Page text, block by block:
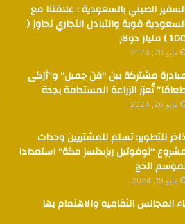
الصيني بالسعودية : علاقتنا مع
قوية والتبادل التجاري تجاوز (
مليار دولار
مايو 20, 2024
مشتركة بين “فن جميل” و”أزكى
تُعزز الزراعة المستدامة بجدة
مايو 26, 2024
للتطوير: تسلم للمشتريين وحدات
“نوفوتيل ريزيدنسز مكة” استعدادا
الحج
مايو 19, 2024
المجالس الثقافيه والاهتمام بها